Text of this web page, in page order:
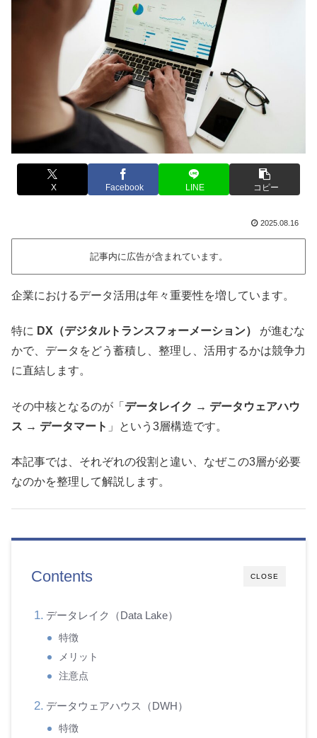
X Facebook LINE コピー
2025.08.16
記事内に広告が含まれています。
企業におけるデータ活用は年々重要性を増しています。
特に DX（デジタルトランスフォーメーション）
が進むな
かで、データをどう蓄積し、整理し、活用するかは競争力
に直結します。
その中核となるのが「 データレイク → データウェアハウ
ス → データマート 」という3層構造です。
本記事では、それぞれの役割と違い、なぜこの3層が必要
なのかを整理して解説します。
CLOSE
Contents
データレイク（Data Lake）
特徴
メリット
注意点
データウェアハウス（DWH）
特徴